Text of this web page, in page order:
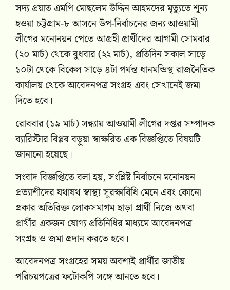
সদ্য প্রয়াত এমপি মোছলেম উদ্দিন আহমদের মৃত্যুতে শূন্য
হওয়া চট্টগ্রাম-৮ আসনে উপ-নির্বাচনের জন্য আওয়ামী
লীগের মনোনয়ন পেতে আগ্রহী প্রার্থীদের আগামী সোমবার
(২০ মার্চ) থেকে বুধবার (২২ মার্চ), প্রতিদিন সকাল সাড়ে
১০টা থেকে বিকেল সাড়ে ৪টা পর্যন্ত ধানমন্ডিস্থ রাজনৈতিক
কার্যালয় থেকে আবেদনপত্র সংগ্রহ এবং সেখানেই জমা
দিতে হবে।
রোববার (১৯ মার্চ) সন্ধ্যায় আওয়ামী লীগের দপ্তর সম্পাদক
ব্যারিস্টার বিপ্লব বড়ুয়া স্বাক্ষরিত এক বিজ্ঞপ্তিতে বিষয়টি
জানানো হয়েছে।
সংবাদ বিজ্ঞপ্তিতে বলা হয়, সংশ্লিষ্ট নির্বাচনে মনোনয়ন
প্রত্যাশীদের যথাযথ স্বাস্থ্য সুরক্ষাবিধি মেনে এবং কোনো
প্রকার অতিরিক্ত লোকসমাগম ছাড়া প্রার্থী নিজে অথবা
প্রার্থীর একজন যোগ্য প্রতিনিধির মাধ্যমে আবেদনপত্র
সংগ্রহ ও জমা প্রদান করতে হবে।
আবেদনপত্র সংগ্রহের সময় অবশ্যই প্রার্থীর জাতীয়
পরিচয়পত্রের ফটোকপি সঙ্গে আনতে হবে।